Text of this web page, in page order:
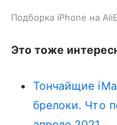
Подборка iPhone на
Это тоже
Тончайщие
брелоки. Что